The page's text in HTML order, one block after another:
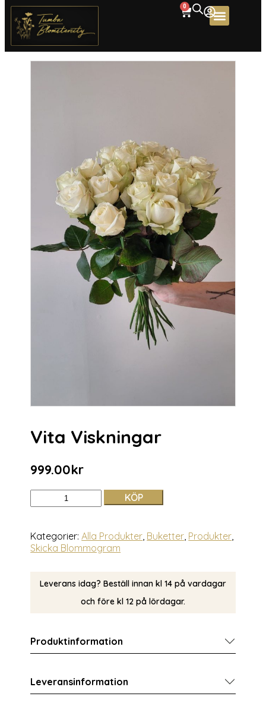
0
Home/Produkter
Vita Viskningar
999.00kr
KÖP
Kategorier:Alla Produkter Buketter Produkter
Skicka Blommogram
Leverans idag? Beställ innan kl 14 på vardagar
och före kl 12 på lördagar.
Produktinformation
Leveransinformation